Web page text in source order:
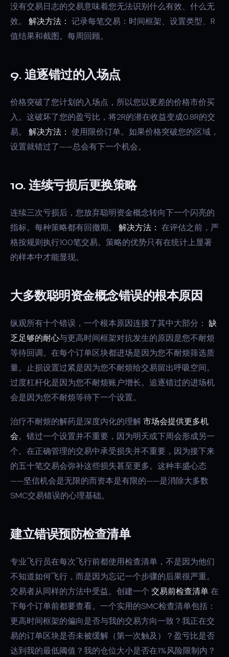
没有交易日志的交易意味着您无法识别什么有效、什么无
效。 解决方法： 记录每笔交易：时间框架、设置类型、R
值结果和截图。每周回顾。
9. 追逐错过的入场点
价格突破了您计划的入场点，所以您以更差的价格市价买
入。这破坏了您的盈亏比，将2R的潜在收益变成0.8R的交
易。 解决方法： 使用限价订单。如果价格突破您的区域，
设置就错过了——总会有下一个机会。
10. 连续亏损后更换策略
连续三次亏损后，您放弃聪明资金概念转向下一个闪亮的
指标。每种策略都有回撤期。 解决方法： 在评估之前，严
格按规则执行100笔交易。策略的优势只有在统计上显著
的样本中才能显现。
大多数聪明资金概念错误的根本原因
纵观所有十个错误，一个根本原因连接了其中大部分： 缺
乏足够的耐心与更高时间框架对抗发生的原因是您不耐烦
等待回调。在每个订单区块都进场是因为您不耐烦筛选质
量。止损设置过紧是因为您不耐烦给交易留出呼吸空间。
过度杠杆化是因为您不耐烦账户增长。追逐错过的进场机
会是因为您不耐烦等待下一个设置。
治疗不耐烦的解药是深度内化的理解市场会提供更多机
会。错过一个设置并不重要，因为明天或下周会形成另一
个。在正确管理的交易中承受损失并不重要，因为接下来
的五十笔交易会弥补这些损失甚至更多。这种丰盛心态
——坚信机会是无限的而资本是有限的——是消除大多数
SMC交易错误的心理基础。
建立错误预防检查清单
专业飞行员在每次飞行前都使用检查清单，不是因为他们
不知道如何飞行，而是因为忘记一个步骤的后果很严重。
交易者从同样的方法中受益。创建一个 交易前检查清单在
下每个订单前都要查看。一个实用的SMC检查清单包括：
更高时间框架的偏向是否与我的交易方向一致？我正在交
易的订单区块是否未被缓解（第一次触及）？盈亏比是否
达到我的最低阈值？我的仓位大小是否在1%风险限制内？